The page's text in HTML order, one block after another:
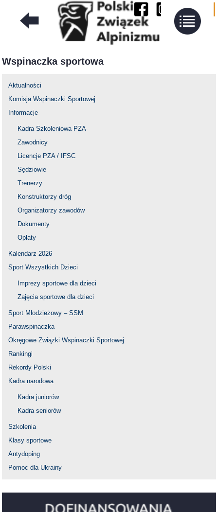
Wspinaczka sportowa
Aktualności
Komisja Wspinaczki Sportowej
Informacje
Kadra Szkoleniowa PZA
Zawodnicy
Licencje PZA / IFSC
Sędziowie
Trenerzy
Konstruktorzy dróg
Organizatorzy zawodów
Dokumenty
Opłaty
Kalendarz 2026
Sport Wszystkich Dzieci
Imprezy sportowe dla dzieci
Zajęcia sportowe dla dzieci
Sport Młodzieżowy – SSM
Parawspinaczka
Okręgowe Związki Wspinaczki Sportowej
Rankingi
Rekordy Polski
Kadra narodowa
Kadra juniorów
Kadra seniorów
Szkolenia
Klasy sportowe
Antydoping
Pomoc dla Ukrainy